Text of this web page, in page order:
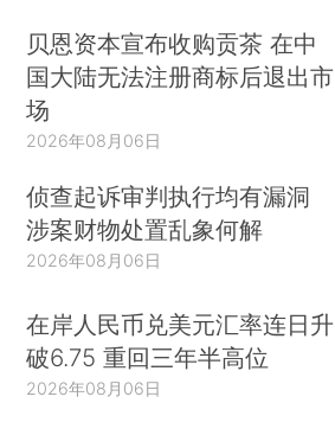
贝恩资本宣布收购贡茶 在中
国大陆无法注册商标后退出市
场
2026年08月06日
侦查起诉审判执行均有漏洞
涉案财物处置乱象何解
2026年08月06日
在岸人民币兑美元汇率连日升
破6.75 重回三年半高位
2026年08月06日